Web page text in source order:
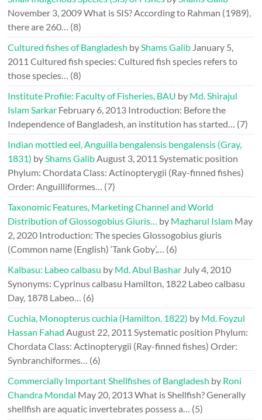
November 3, 2009What is SIS? According to Rahman (1989),
there are 260… (8)
Cultured fishes of Bangladesh byShams Galib January 5,
2011 Cultured fish species: Cultured fish species refers to
those species… (8)
Institute Profile: Faculty of Fisheries, BAU by Md. Shirajul
Islam Sarkar February 6, 2013 Introduction: Before the
Independence of Bangladesh, an institution has started… (7)
Indian mottled eel, Anguilla bengalensis bengalensis (Gray,
1831) byShams GalibAugust 3, 2011 Systematic position
Phylum: Chordata Class: Actinopterygii (Ray-finned fishes)
Order: Anguilliformes… (7)
Taxonomic Features, Marketing Channel and World
Distribution of Glossogobius Giuris… by Mazharul Islam May
2, 2020 Introduction: The species Glossogobius giuris
(Common name (English) ‘Tank Goby’,… (6)
Kalbasu: Labeo calbasu by Md. Abul Bashar July 4, 2010
Synonyms: Cyprinus calbasu Hamilton, 1822 Labeo calbasu
Day, 1878 Labeo… (6)
Cuchia, Monopterus cuchia (Hamilton, 1822) by Md. Foyzul
Hassan Fahad August 22, 2011 Systematic position Phylum:
Chordata Class: Actinopterygii (Ray-finned fishes) Order:
Synbranchiformes… (6)
Commercially Important Shellfishes of Bangladesh by Roni
Chandra Mondal May 20, 2013What is Shellfish? Generally
shellfish are aquatic invertebrates possess a… (5)